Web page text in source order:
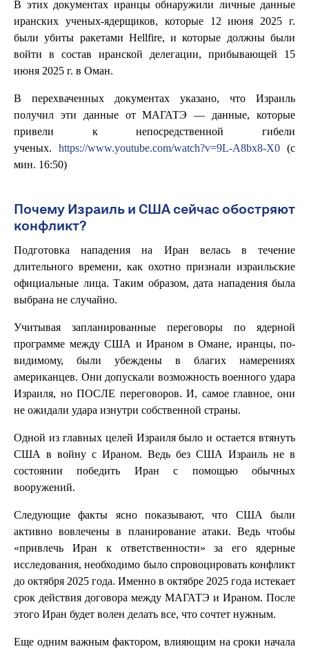
В этих документах иранцы обнаружили личные данные
иранских ученых-ядерщиков, которые 12 июня 2025 г.
были убиты ракетами Hellfire, и которые должны были
войти в состав иранской делегации, прибывающей 15
июня 2025 г. в Оман.
В перехваченных документах указано, что Израиль
получил эти данные от МАГАТЭ — данные, которые
привели к непосредственной гибели
ученых. https://www.youtube.com/watch?v=9L-A8bx8-X0 (с
мин. 16:50)
Почему Израиль и США сейчас обостряют
конфликт?
Подготовка нападения на Иран велась в течение
длительного времени, как охотно признали израильские
официальные лица. Таким образом, дата нападения была
выбрана не случайно.
Учитывая запланированные переговоры по ядерной
программе между США и Ираном в Омане, иранцы, по-
видимому, были убеждены в благих намерениях
американцев. Они допускали возможность военного удара
Израиля, но ПОСЛЕ переговоров. И, самое главное, они
не ожидали удара изнутри собственной страны.
Одной из главных целей Израиля было и остается втянуть
США в войну с Ираном. Ведь без США Израиль не в
состоянии победить Иран с помощью обычных
вооружений.
Следующие факты ясно показывают, что США были
активно вовлечены в планирование атаки. Ведь чтобы
«привлечь Иран к ответственности» за его ядерные
исследования, необходимо было спровоцировать конфликт
до октября 2025 года. Именно в октябре 2025 года истекает
срок действия договора между МАГАТЭ и Ираном. После
этого Иран будет волен делать все, что сочтет нужным.
Еще одним важным фактором, влияющим на сроки начала